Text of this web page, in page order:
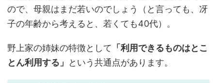
ので、母親はまだ若いのでしょう（と言っても、冴
子の年齢から考えると、若くても40代）。
野上家の姉妹の特徴として 「利用できるものはとこ
とん利用する」
という共通点があります。